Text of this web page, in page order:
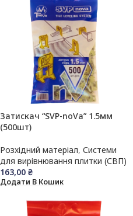
Затискач “SVP-noVa” 1.5мм
(500шт)
Розхідний матеріал, Системи
для вирівнювання плитки (СВП)
163,00 ₴
Додати В Кошик